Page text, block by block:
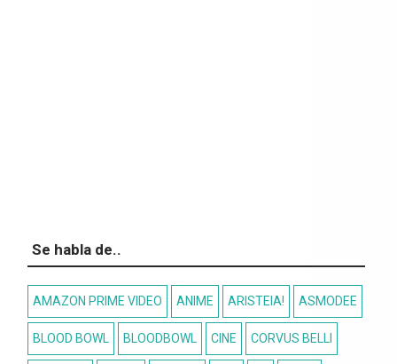
Se habla de..
AMAZON PRIME VIDEO ANIME ARISTEIA! ASMODEE
BLOOD BOWL BLOODBOWL CINE CORVUS BELLI